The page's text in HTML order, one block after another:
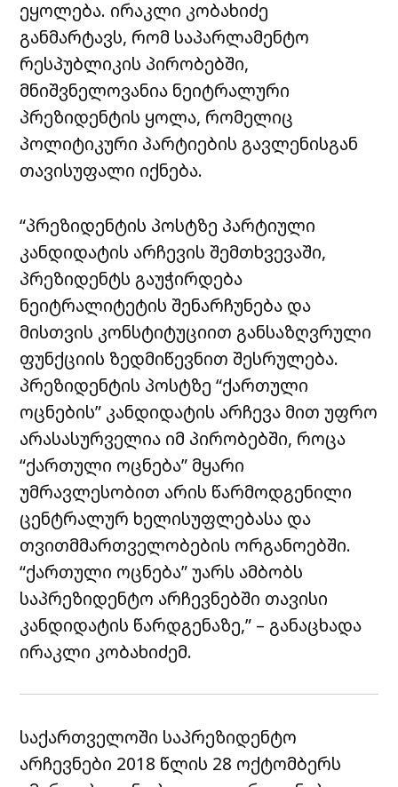
ეყოლება. ირაკლი კობახიძე
განმარტავს, რომ საპარლამენტო
რესპუბლიკის პირობებში,
მნიშვნელოვანია ნეიტრალური
პრეზიდენტის ყოლა, რომელიც
პოლიტიკური პარტიების გავლენისგან
თავისუფალი იქნება.
“პრეზიდენტის პოსტზე პარტიული
კანდიდატის არჩევის შემთხვევაში,
პრეზიდენტს გაუჭირდება
ნეიტრალიტეტის შენარჩუნება და
მისთვის კონსტიტუციით განსაზღვრული
ფუნქციის ზედმიწევნით შესრულება.
პრეზიდენტის პოსტზე “ქართული
ოცნების” კანდიდატის არჩევა მით უფრო
არასასურველია იმ პირობებში, როცა
“ქართული ოცნება” მყარი
უმრავლესობით არის წარმოდგენილი
ცენტრალურ ხელისუფლებასა და
თვითმმართველობების ორგანოებში.
“ქართული ოცნება” უარს ამბობს
საპრეზიდენტო არჩევნებში თავისი
კანდიდატის წარდგენაზე,” – განაცხადა
ირაკლი კობახიძემ.
საქართველოში საპრეზიდენტო
არჩევნები 2018 წლის 28 ოქტომბერს